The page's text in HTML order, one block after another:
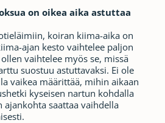
on oikea aika astuttaa
koiran kiima-aika on
ajan kesto vaihtelee paljon
vaihtelee myös se, missä
suostuu astuttavaksi. Ei ole
vaikea määrittää, mihin aikaan
kyseisen nartun kohdalla
ajankohta saattaa vaihdella